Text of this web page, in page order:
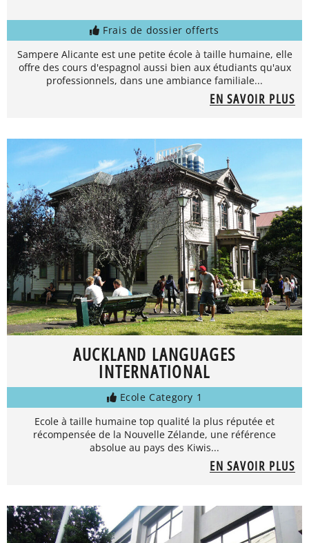
Frais de dossier offerts
Sampere Alicante est une petite école à taille humaine, elle
offre des cours d'espagnol aussi bien aux étudiants qu'aux
professionnels, dans une ambiance familiale...
EN SAVOIR PLUS
AUCKLAND LANGUAGES
INTERNATIONAL
Ecole Category 1
Ecole à taille humaine top qualité la plus réputée et
récompensée de la Nouvelle Zélande, une référence
absolue au pays des Kiwis...
EN SAVOIR PLUS